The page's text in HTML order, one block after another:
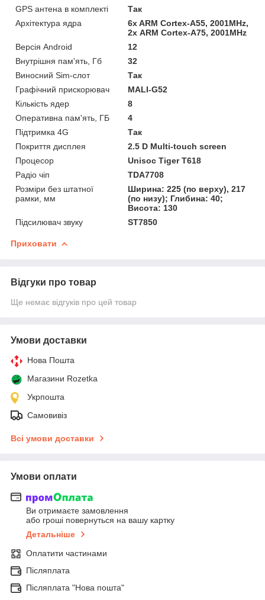
GPS антена в комплекті
Так
Архітектура ядра
6x ARM Cortex-A55, 2001MHz,
2х ARM Cortex-A75, 2001MHz
Версія Android
12
Внутрішня пам'ять, Гб
32
Виносний Sim-слот
Так
Графічний прискорювач
MALI-G52
Кількість ядер
8
Оперативна пам'ять, ГБ
4
Підтримка 4G
Так
Покриття дисплея
2.5 D Multi-touch screen
Процесор
Unisoc Tiger T618
Радіо чіп
TDA7708
Розміри без штатної
рамки, мм
Ширина: 225 (по верху), 217
(по низу); Глибина: 40;
Висота: 130
Підсилювач звуку
ST7850
Приховати
Відгуки про товар
Ще немає відгуків про цей товар
Умови доставки
Нова Пошта
Магазини Rozetka
Укрпошта
Самовивіз
Всі умови доставки
Умови оплати
Ви отримаєте замовлення
або гроші повернуться на вашу картку
Детальніше
Оплатити частинами
Післяплата
Післяплата "Нова пошта"